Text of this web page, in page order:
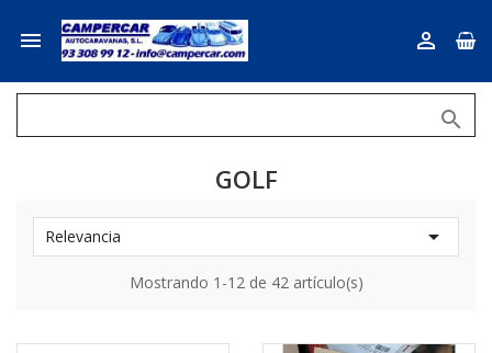
 

GOLF
Relevancia 
Mostrando 1-12 de 42 artículo(s)